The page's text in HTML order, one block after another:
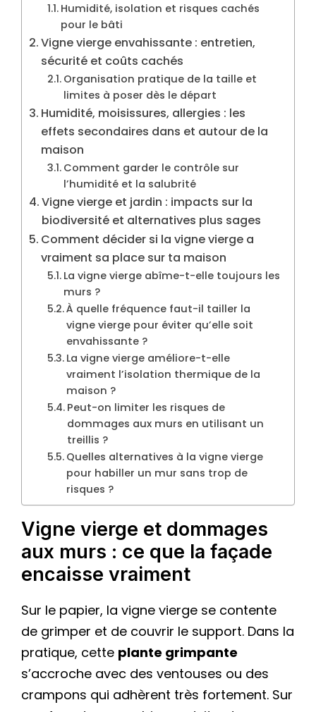
Humidité, isolation et risques cachés
pour le bâti
Vigne vierge envahissante : entretien,
sécurité et coûts cachés
Organisation pratique de la taille et
limites à poser dès le départ
Humidité, moisissures, allergies : les
effets secondaires dans et autour de la
maison
Comment garder le contrôle sur
l’humidité et la salubrité
Vigne vierge et jardin : impacts sur la
biodiversité et alternatives plus sages
Comment décider si la vigne vierge a
vraiment sa place sur ta maison
La vigne vierge abîme-t-elle toujours les
murs ?
À quelle fréquence faut-il tailler la
vigne vierge pour éviter qu’elle soit
envahissante ?
La vigne vierge améliore-t-elle
vraiment l’isolation thermique de la
maison ?
Peut-on limiter les risques de
dommages aux murs en utilisant un
treillis ?
Quelles alternatives à la vigne vierge
pour habiller un mur sans trop de
risques ?
Vigne vierge et dommages
aux murs : ce que la façade
encaisse vraiment
Sur le papier, la vigne vierge se contente
de grimper et de couvrir le support. Dans la
pratique, cette plante grimpante
s’accroche avec des ventouses ou des
crampons qui adhèrent très fortement. Sur